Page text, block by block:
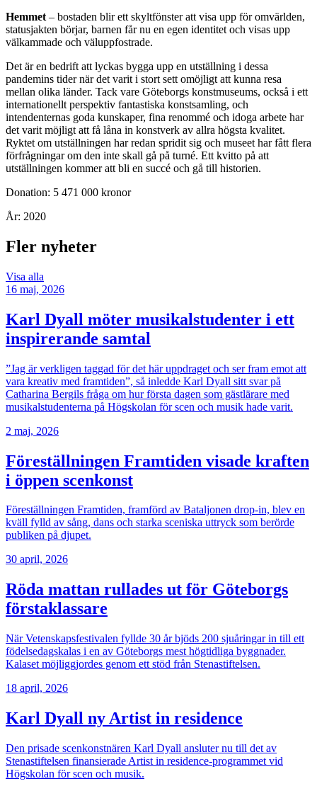
Hemmet – bostaden blir ett skyltfönster att visa upp för omvärlden,
statusjakten börjar, barnen får nu en egen identitet och visas upp
välkammade och väluppfostrade.
Det är en bedrift att lyckas bygga upp en utställning i dessa
pandemins tider när det varit i stort sett omöjligt att kunna resa
mellan olika länder. Tack vare Göteborgs konstmuseums, också i ett
internationellt perspektiv fantastiska konstsamling, och
intendenternas goda kunskaper, fina renommé och idoga arbete har
det varit möjligt att få låna in konstverk av allra högsta kvalitet.
Ryktet om utställningen har redan spridit sig och museet har fått flera
förfrågningar om den inte skall gå på turné. Ett kvitto på att
utställningen kommer att bli en succé och gå till historien.
Donation: 5 471 000 kronor
År: 2020
Fler nyheter
Visa alla
16 maj, 2026
Karl Dyall möter musikalstudenter i ett
inspirerande samtal
”Jag är verkligen taggad för det här uppdraget och ser fram emot att
vara kreativ med framtiden”, så inledde Karl Dyall sitt svar på
Catharina Bergils fråga om hur första dagen som gästlärare med
musikalstudenterna på Högskolan för scen och musik hade varit.
2 maj, 2026
Föreställningen Framtiden visade kraften
i öppen scenkonst
Föreställningen Framtiden, framförd av Bataljonen drop-in, blev en
kväll fylld av sång, dans och starka sceniska uttryck som berörde
publiken på djupet.
30 april, 2026
Röda mattan rullades ut för Göteborgs
förstaklassare
När Vetenskapsfestivalen fyllde 30 år bjöds 200 sjuåringar in till ett
födelsedagskalas i en av Göteborgs mest högtidliga byggnader.
Kalaset möjliggjordes genom ett stöd från Stenastiftelsen.
18 april, 2026
Karl Dyall ny Artist in residence
Den prisade scenkonstnären Karl Dyall ansluter nu till det av
Stenastiftelsen finansierade Artist in residence-programmet vid
Högskolan för scen och musik.